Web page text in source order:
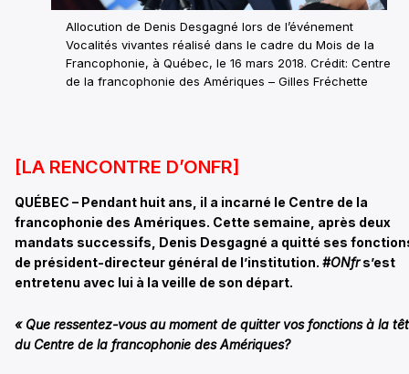
Allocution de Denis Desgagné lors de l’événement
Vocalités vivantes réalisé dans le cadre du Mois de la
Francophonie, à Québec, le 16 mars 2018. Crédit: Centre
de la francophonie des Amériques – Gilles Fréchette
[LA RENCONTRE D’ONFR]
QUÉBEC – Pendant huit ans, il a incarné le Centre de la
francophonie des Amériques. Cette semaine, après deux
mandats successifs, Denis Desgagné a quitté ses
de président-directeur général de l’institution. #ONfrs’est
entretenu avec lui à la veille de son départ.
« Que ressentez-vous au moment de quitter vos fonctions à la
du Centre de la francophonie des Amériques?